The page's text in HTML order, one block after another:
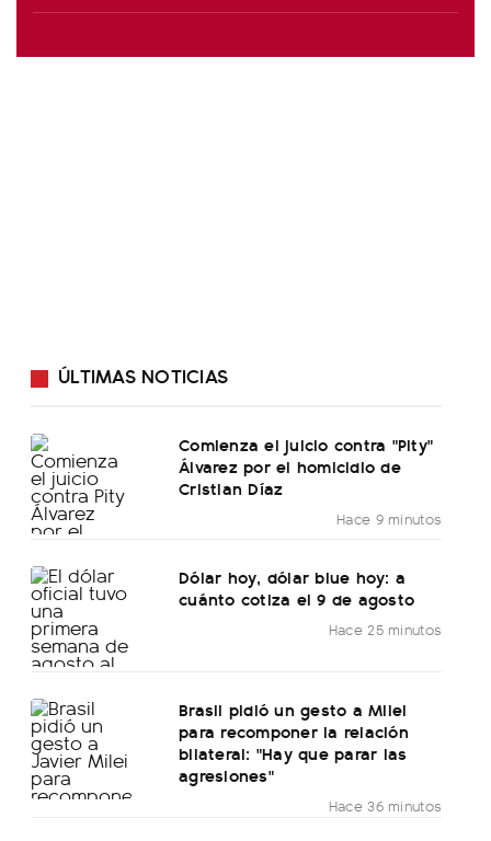
ÚLTIMAS NOTICIAS
Comienza el juicio contra "Pity"
Álvarez por el homicidio de
Cristian Díaz
Hace 9 minutos
Dólar hoy, dólar blue hoy: a
cuánto cotiza el 9 de agosto
Hace 25 minutos
Brasil pidió un gesto a Milei
para recomponer la relación
bilateral: "Hay que parar las
agresiones"
Hace 36 minutos